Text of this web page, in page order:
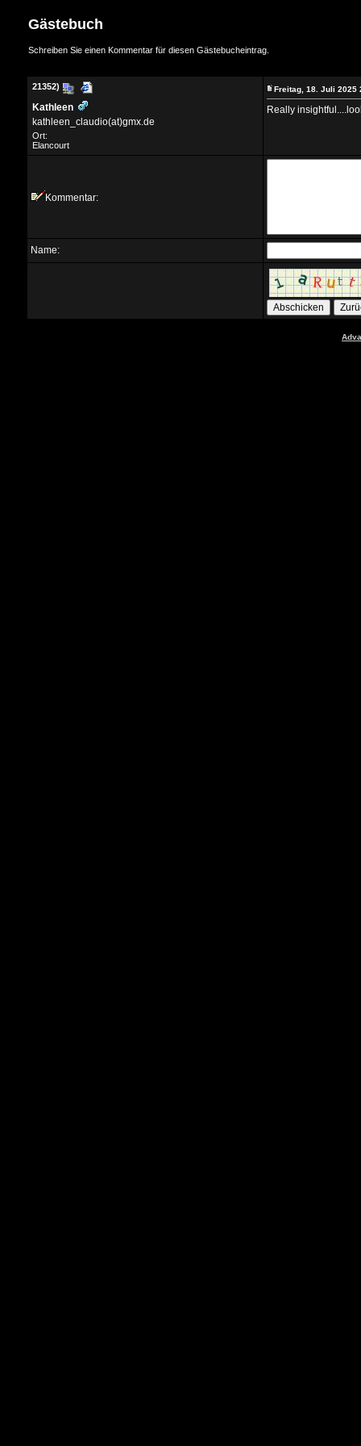
Gästebuch
Schreiben Sie einen Kommentar für diesen Gästebucheintrag.
21352)
Kathleen
kathleen_claudio(at)gmx.de
Ort:
Elancourt
Freitag, 18. Juli 2025
Really
Kommentar:
Name: